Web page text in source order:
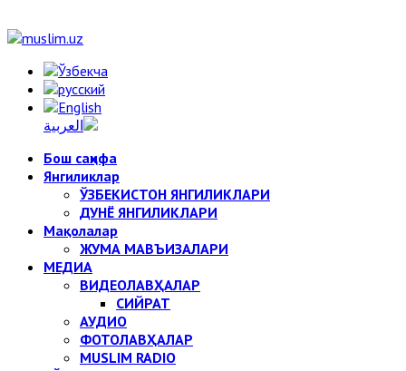
Бош саҳифа
Янгиликлар
ЎЗБЕКИСТОН ЯНГИЛИКЛАРИ
ДУНЁ ЯНГИЛИКЛАРИ
Мақолалар
ЖУМА МАВЪИЗАЛАРИ
МЕДИА
ВИДЕОЛАВҲАЛАР
СИЙРАТ
АУДИО
ФОТОЛАВҲАЛАР
MUSLIM RADIO